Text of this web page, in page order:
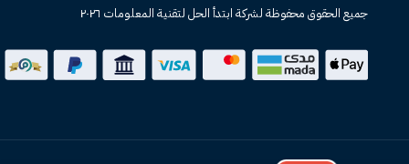
جميع الحقوق محفوظة لشركة ابتدأ الحل لتقنية المعلومات ٢٠٢٦